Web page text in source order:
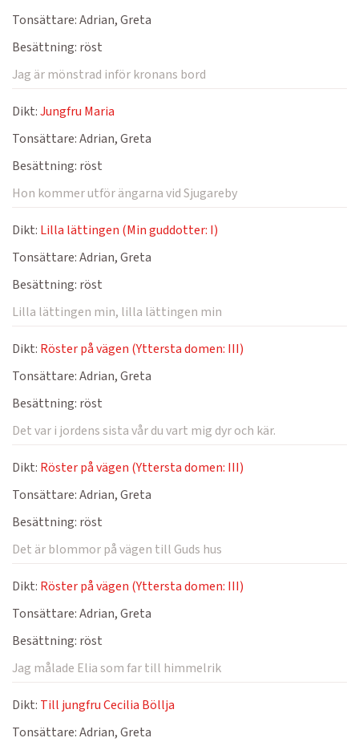
Tonsättare:Adrian, Greta
Besättning: röst
Jag är mönstrad inför kronans bord
Dikt:Jungfru Maria
Tonsättare:Adrian, Greta
Besättning: röst
Hon kommer utför ängarna vid Sjugareby
Dikt: Lilla lättingen (Min guddotter: I)
Tonsättare:Adrian, Greta
Besättning: röst
Lilla lättingen min, lilla lättingen min
Dikt: Röster på vägen (Yttersta domen: III)
Tonsättare:Adrian, Greta
Besättning: röst
Det var i jordens sista vår du vart mig dyr och kär.
Dikt: Röster på vägen (Yttersta domen: III)
Tonsättare:Adrian, Greta
Besättning: röst
Det är blommor på vägen till Guds hus
Dikt: Röster på vägen (Yttersta domen: III)
Tonsättare:Adrian, Greta
Besättning: röst
Jag målade Elia som far till himmelrik
Dikt: Till jungfru Cecilia Böllja
Tonsättare:Adrian, Greta